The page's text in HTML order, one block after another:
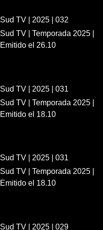
Sud TV | 2025 | 032
Sud TV | Temporada 2025 |
Emitido el 26.10
Sud TV | 2025 | 031
Sud TV | Temporada 2025 |
Emitido el 18.10
Sud TV | 2025 | 031
Sud TV | Temporada 2025 |
Emitido el 18.10
Sud TV | 2025 | 029